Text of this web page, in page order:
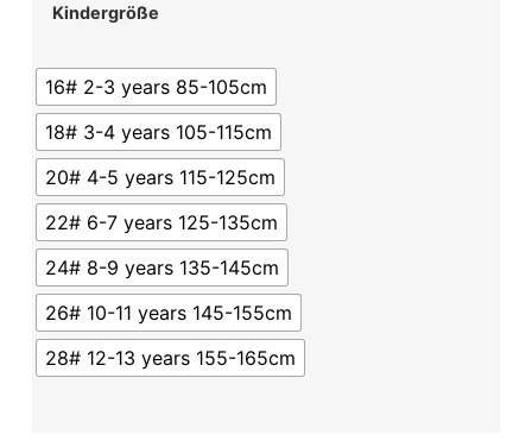
Kindergröße
16# 2-3 years 85-105cm
18# 3-4 years 105-115cm
20# 4-5 years 115-125cm
22# 6-7 years 125-135cm
24# 8-9 years 135-145cm
26# 10-11 years 145-155cm
28# 12-13 years 155-165cm